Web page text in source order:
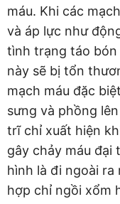
máu. Khi các
và áp lực như
tình trạng táo bón
này sẽ bị tổn
mạch máu đặc
sưng và phồng
trĩ chỉ xuất hiện
gây chảy máu đại
hình là đi ngoài
hợp chỉ ngồi xổm